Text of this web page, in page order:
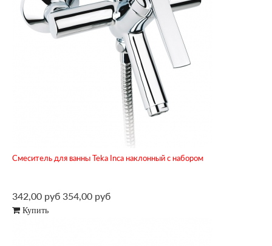
Смеситель для ванны Teka Inca наклонный с набором
342,00 руб 354,00 руб
Купить